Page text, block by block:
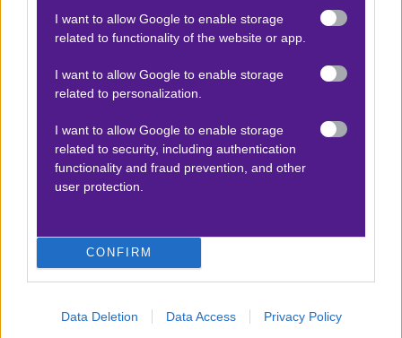
I want to allow Google to enable storage
related to functionality of the website or app.
I want to allow Google to enable storage
related to personalization.
I want to allow Google to enable storage
related to security, including authentication
functionality and fraud prevention, and other
user protection.
CONFIRM
Data Deletion Data Access Privacy Policy
Σαρ, Πίνο), δίνω προβάδισμα στην Πάλας.
άσο σε απόδοση 1.95.
Τα -πιο- σπουδαία, με value ειδικά στοιχήματα,
αποκλειστικάστοσυνδρομητικόκανάλι. Καλό
υπόλοιπο σε όλους.